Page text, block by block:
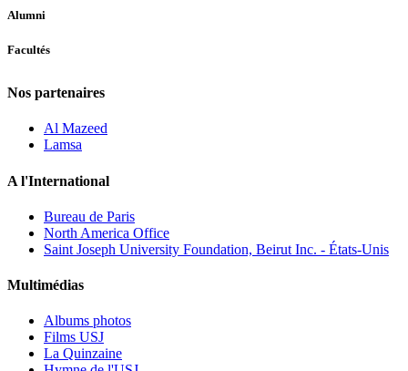
Alumni
Facultés
Nos partenaires
Al Mazeed
Lamsa
A l'International
Bureau de Paris
North America Office
Saint Joseph University Foundation, Beirut Inc. - États-Unis
Multimédias
Albums photos
Films USJ
La Quinzaine